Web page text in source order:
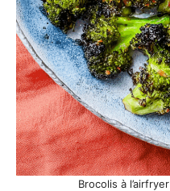
Brocolis à